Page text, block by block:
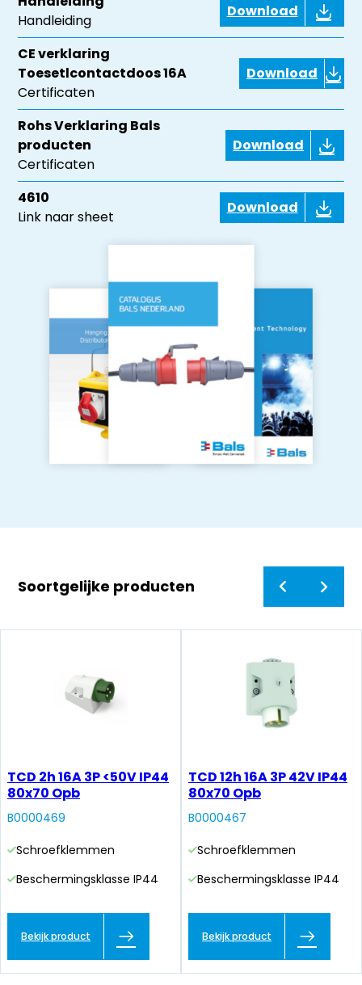
Handleiding
Download
CE verklaring
Toesetlcontactdoos 16A
Certificaten
Download
Rohs Verklaring Bals
producten
Certificaten
Download
4610
Link naar sheet
Download
Soortgelijke producten
TCD 2h 16A 3P <50V IP44
80x70 Opb
B0000469
Schroefklemmen
Beschermingsklasse IP44
Bekijk product
TCD 12h 16A 3P 42V IP44
80x70 Opb
B0000467
Schroefklemmen
Beschermingsklasse IP44
Bekijk product